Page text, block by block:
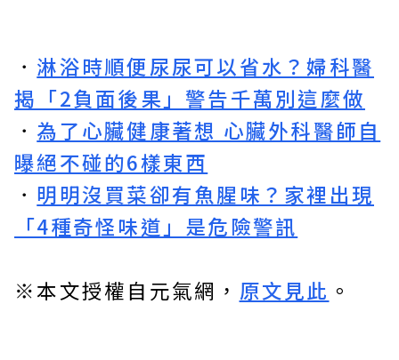
． 淋浴時順便尿尿可以省水？婦科醫
揭「2負面後果」警告千萬別這麼做
． 為了心臟健康著想 心臟外科醫師自
曝絕不碰的6樣東西
． 明明沒買菜卻有魚腥味？家裡出現
「4種奇怪味道」是危險警訊
※本文授權自元氣網， 原文見此 。